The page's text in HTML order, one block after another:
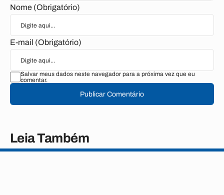
Nome (Obrigatório)
E-mail (Obrigatório)
Salvar meus dados neste navegador para a próxima vez que eu
comentar.
Publicar Comentário
Leia Também